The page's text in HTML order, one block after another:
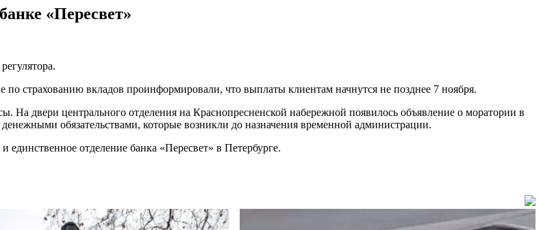
«Пересвет»
страхованию вкладов проинформировали, что выплаты клиентам начнутся не позднее 7 ноября.
На двери центрального отделения на Краснопресненской набережной появилось объявление о моратории в
обязательствами, которые возникли до назначения временной администрации.
отделение банка «Пересвет» в Петербурге.